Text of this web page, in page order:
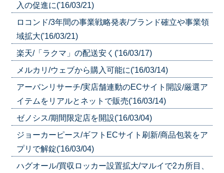
入の促進に('16/03/21)
ロコンド/3年間の事業戦略発表/ブランド確立や事業領
域拡大('16/03/21)
楽天/「ラクマ」の配送安く('16/03/17)
メルカリ/ウェブから購入可能に('16/03/14)
アーバンリサーチ/実店舗連動のECサイト開設/厳選ア
イテムをリアルとネットで販売('16/03/14)
ゼノシス/期間限定店を開設('16/03/04)
ジョーカーピース/ギフトECサイト刷新/商品包装をア
プリで解錠('16/03/04)
ハグオール/買収ロッカー設置拡大/マルイで2カ所目、